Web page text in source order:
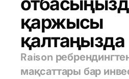
қаржысы
қалтаңызда
Raison
мақсаттары бар